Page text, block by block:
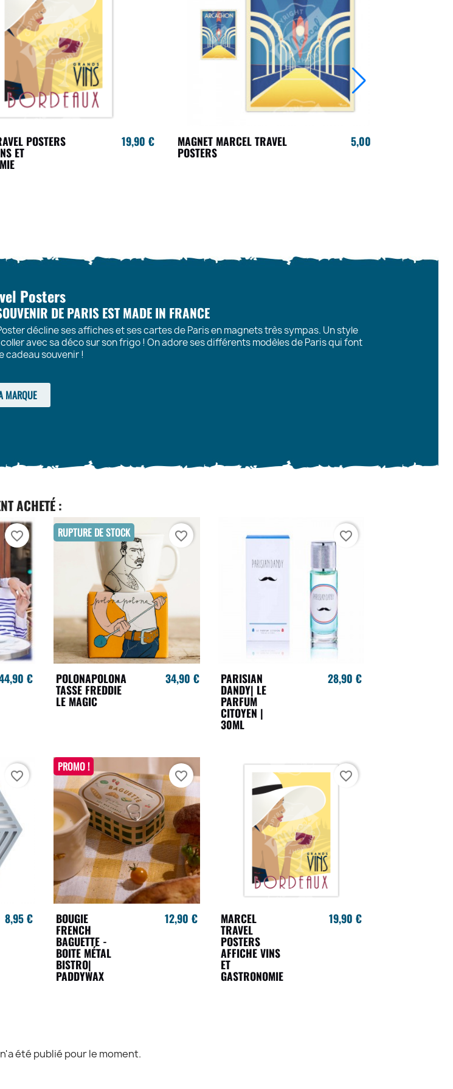
POSTERS
ET
19,90 € MAGNET MARCEL TRAVEL
POSTERS
5,00 €
Posters
DE PARIS EST MADE IN FRANCE
décline ses affiches et ses cartes de Paris en magnets très sympas. Un style
avec sa déco sur son frigo ! On adore ses différents modèles de Paris qui font
cadeau souvenir !
MARQUE
ACHETÉ :
€
favorite_border
POLONAPOLONA
TASSE FREDDIE
LE MAGIC
34,90 €
RUPTURE DE STOCK favorite_border
PARISIAN
DANDY| LE
PARFUM
CITOYEN |
30ML
28,90 €
favorite_border
8,95 €
favorite_border
BOUGIE
FRENCH
BAGUETTE -
BOITE MÉTAL
BISTRO|
PADDYWAX
12,90 €
PROMO !
favorite_border
MARCEL
TRAVEL
POSTERS
AFFICHE VINS
ET
GASTRONOMIE
19,90 €
favorite_border
été publié pour le moment.